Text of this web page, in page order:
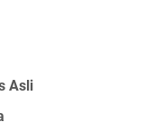
Asli